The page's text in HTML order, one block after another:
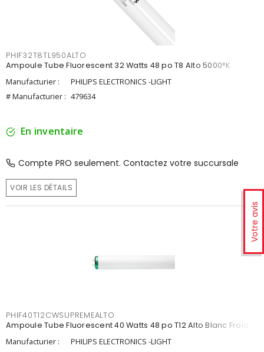
Votre avis
PHIF32T8TL950ALTO
Ampoule Tube Fluorescent 32 Watts 48 po T8 Alto 5000°K
Manufacturier :
PHILIPS ELECTRONICS -LIGHT
# Manufacturier : 479634
En inventaire
Compte PRO seulement. Contactez votre succursale
VOIR LES DÉTAILS
PHIF40T12CWSUPREMEALTO
Ampoule Tube Fluorescent 40 Watts 48 po T12 Alto Blanc Froid
Manufacturier :
PHILIPS ELECTRONICS -LIGHT